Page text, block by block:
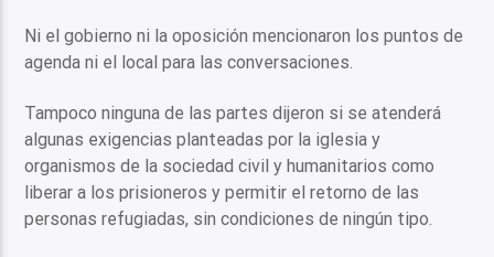
Ni el gobierno ni la oposición mencionaron los puntos de
agenda ni el local para las conversaciones.
Tampoco ninguna de las partes dijeron si se atenderá
algunas exigencias planteadas por la iglesia y
organismos de la sociedad civil y humanitarios como
liberar a los prisioneros y permitir el retorno de las
personas refugiadas, sin condiciones de ningún tipo.